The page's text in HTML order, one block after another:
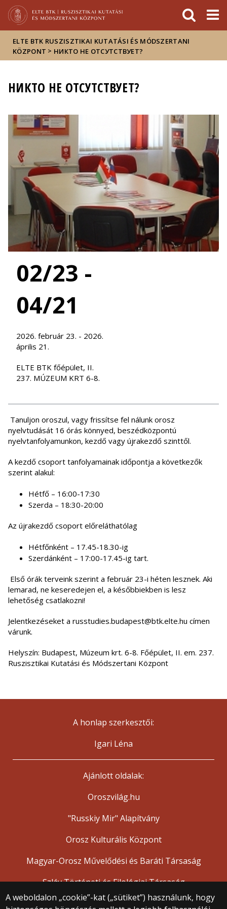
Hírek
Események
ELTE a
sajtóban
ELTE BTK RUSZISZTIKAI KUTATÁSI ÉS MÓDSZERTANI
KÖZPONT > НИКТО НЕ ОТСУТСТВУЕТ?
НИКТО НЕ ОТСУТСТВУЕТ?
02/23 -
04/21
2026. február 23. - 2026.
április 21.
ELTE BTK főépület, II.
237. MÚZEUM KRT 6-8.
Tanuljon oroszul, vagy frissítse fel nálunk orosz
nyelvtudását 16 órás könnyed, beszédközpontú
nyelvtanfolyamunkon, kezdő vagy újrakezdő szinttől.
A kezdő csoport tanfolyamainak időpontja a következők
szerint alakul:
Hétfő – 16:00-17:30
Szerda – 18:30-20:00
Az újrakezdő csoport előreláthatólag
Hétfőnként – 17.45-18.30-ig
Szerdánként – 17:00-17.45-ig tart.
Első órák terveink szerint a február 23-i héten lesznek. Aki
lemarad, ne keseredejen el, a későbbiekben is lesz
lehetőség csatlakozni!
Jelentkezéseket a russtudies.budapest@btk.elte.hu címen
várunk.
Helyszín: Budapest, Múzeum krt. 6-8. Főépület, II. em. 237.
Ruszisztikai Kutatási és Módszertani Központ
A weboldalon „cookie”-kat („sütiket”) használunk, hogy
A honlap szerkesztői:
Igari Léna
Ajánlott oldalak:
Oroszvilág.hu
"Russkiy Mir" Alapítvány
Orosz Kulturális Központ
Magyar-Orosz Művelődési és Baráti Társaság
Szláv Történeti és Filológiai Társaság